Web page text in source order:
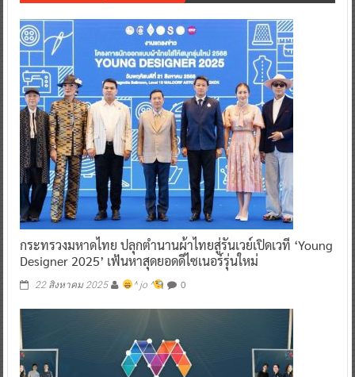
กระทรวงมหาดไทย ปลุกตำนานผ้าไทยสู่รันเวย์เปิดเวที ‘Young
Designer 2025’ เฟ้นหาสุดยอดดีไซเนอร์รุ่นใหม่
22 สิงหาคม 2025 ^ jo ^ 0